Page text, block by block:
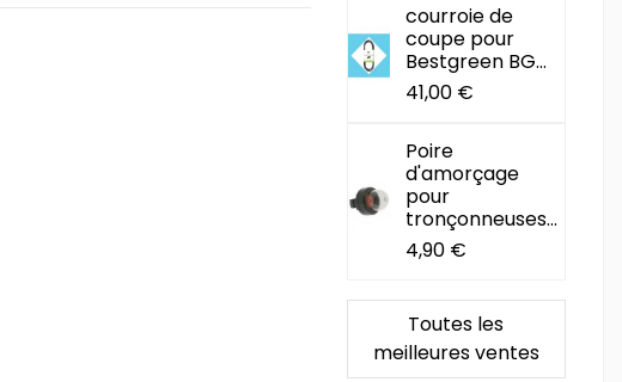
courroie de
coupe pour
Bestgreen BG...
41,00 €
Poire
d'amorçage
pour
tronçonneuses...
4,90 €
Toutes les
meilleures ventes